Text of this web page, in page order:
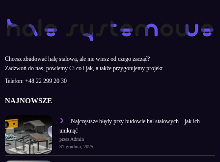
Chcesz zbudować halę stalową, ale nie wiesz od czego zacząć?
Zadzwoń do nas, powiemy Ci co i jak, a także przygotujemy projekt.
Telefon: +48 22 299 20 30
NAJNOWSZE
Najczęstsze błędy przy budowie hal stalowych – jak ich
uniknąć
przez Admin
31 grudnia, 2025